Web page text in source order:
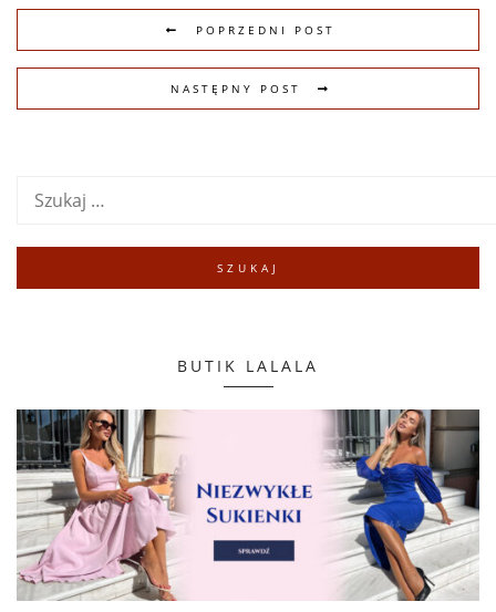
POPRZEDNI POST
NASTĘPNY POST
BUTIK LALALA